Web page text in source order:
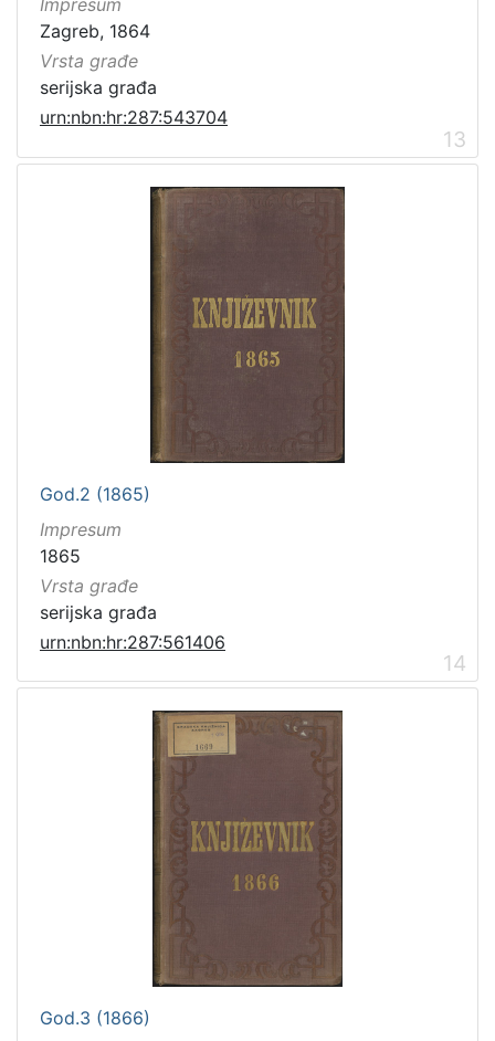
Impresum
Zagreb, 1864
Vrsta građe
serijska građa
urn:nbn:hr:287:543704
13
God.2 (1865)
Impresum
1865
Vrsta građe
serijska građa
urn:nbn:hr:287:561406
14
God.3 (1866)